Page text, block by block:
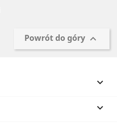
Powrót do góry 

